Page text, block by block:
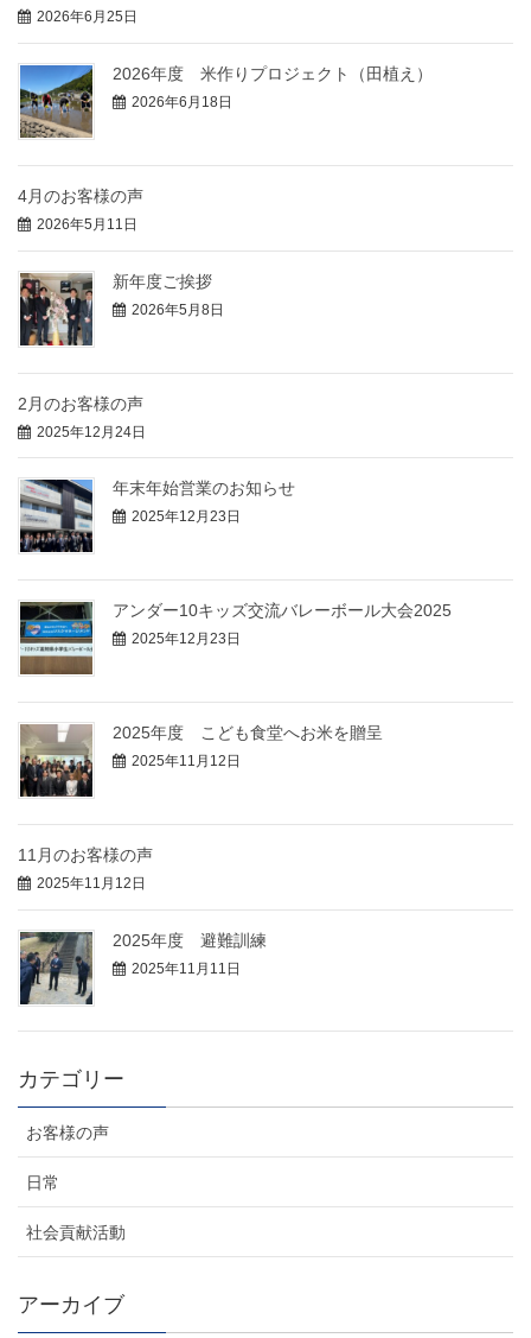
2026年6月25日
2026年度 米作りプロジェクト（田植え）
2026年6月18日
4月のお客様の声
2026年5月11日
新年度ご挨拶
2026年5月8日
2月のお客様の声
2025年12月24日
年末年始営業のお知らせ
2025年12月23日
アンダー10キッズ交流バレーボール大会2025
2025年12月23日
2025年度 こども食堂へお米を贈呈
2025年11月12日
11月のお客様の声
2025年11月12日
2025年度 避難訓練
2025年11月11日
カテゴリー
お客様の声
日常
社会貢献活動
アーカイブ